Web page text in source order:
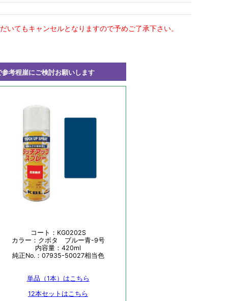
てもキャンセルとなりますので予めご了承下さい。